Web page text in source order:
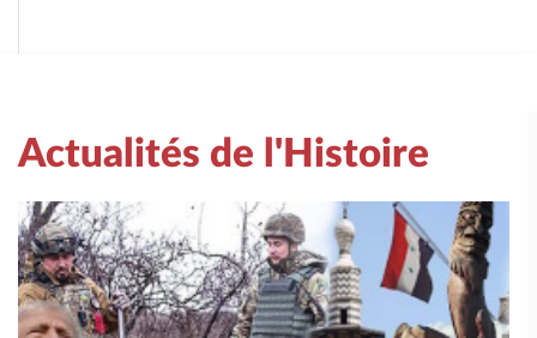
Actualités de l'Histoire